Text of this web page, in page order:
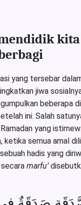
yang tersebar
jiwa
beberapa
ini. Salah
yang
ketika semua amal
hadis yang
marfu’